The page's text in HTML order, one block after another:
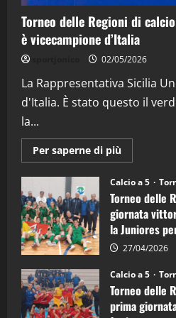
"SportEmpire"
08/04/2026
Torneo delle Regioni di
è vicecampione d’Italia
02/05/2026
La Rappresentativa Sicilia
d'Italia. È stato questo il
la...
Per saperne di più
informazioni
Torneo
delle
Regioni
di
calcio
a
5:
la
Juniores
è
d’Italia
Calcio a 5
Torneo delle
giornata
la Juniores
27/04/2026
Calcio a 5
Torneo delle
prima